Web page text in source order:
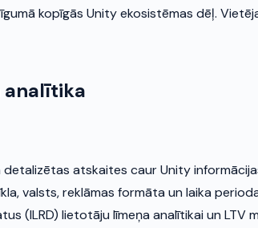
kopīgās Unity ekosistēmas dēļ.
analītika
detalizētas atskaites caur Unity
valsts, reklāmas formāta un laika
(ILRD) lietotāju līmeņa analītikai un LTV